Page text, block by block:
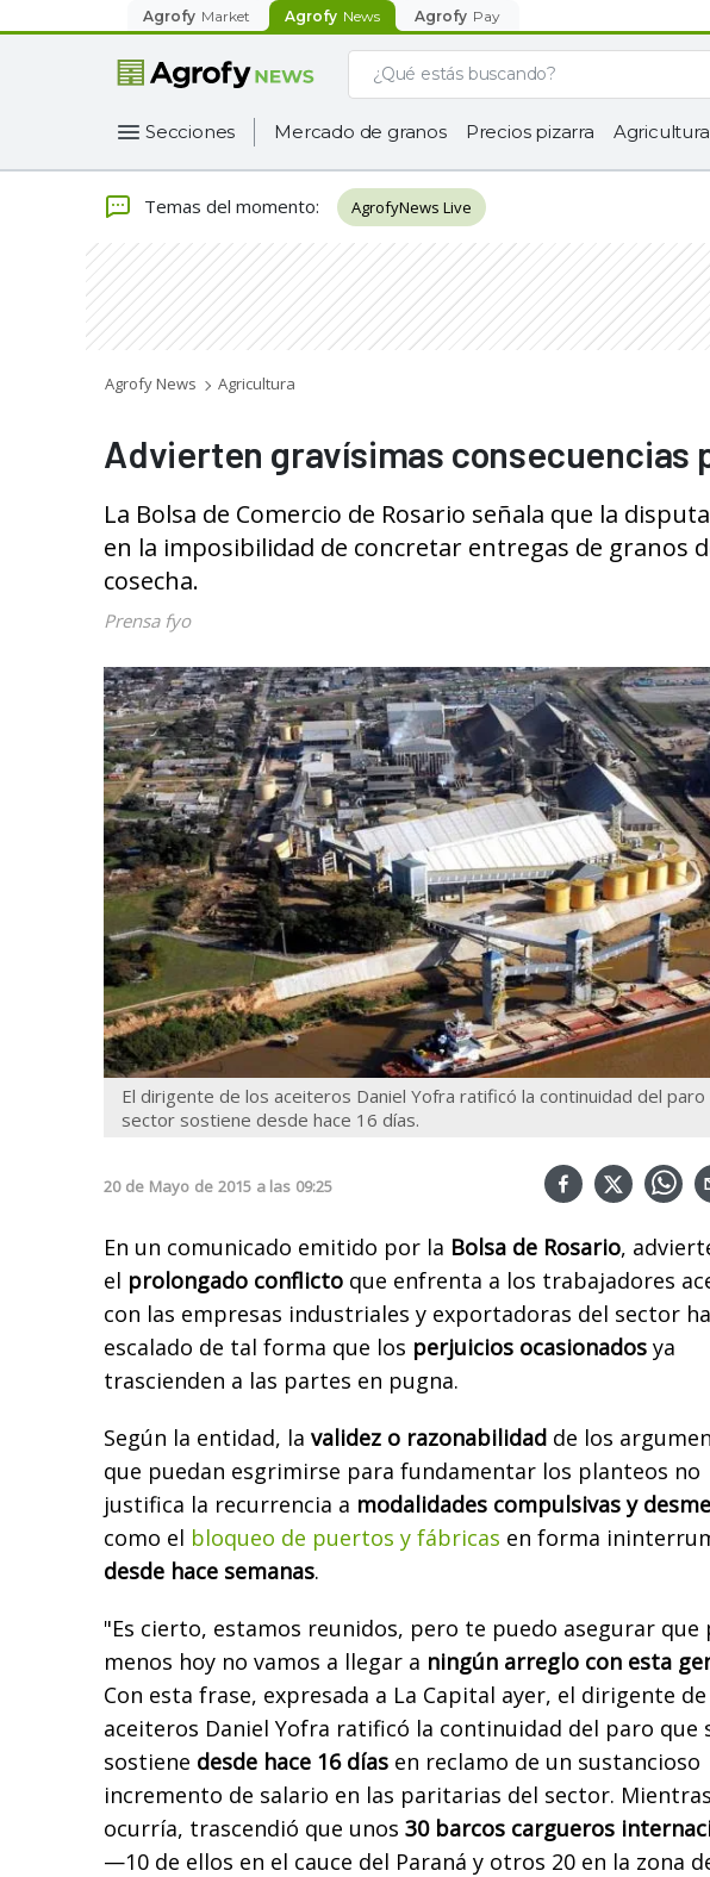
Agrofy Market Agrofy News Agrofy Pay
Secciones Mercado de granos Precios pizarra Agricultura
Temas del momento: AgrofyNews Live
Agrofy News Agricultura
Advierten gravísimas consecuencias
La Bolsa de Comercio de Rosario señala que la
en la imposibilidad de concretar entregas de granos
cosecha.
Prensa fyo
El dirigente de los aceiteros Daniel Yofra ratificó la continuidad del paro
sector sostiene desde hace 16 días.
20 de Mayo de 2015 a las 09:25
En un comunicado emitido por la Bolsa de Rosario,
el prolongado conflicto que enfrenta a los trabajadores
con las empresas industriales y exportadoras del sector ha
escalado de tal forma que los perjuicios ocasionados ya
trascienden a las partes en pugna.
Según la entidad, la validez o razonabilidad de los
que puedan esgrimirse para fundamentar los planteos no
justifica la recurrencia a modalidades compulsivas y
como el bloqueo de puertos y fábricas en forma
desde hace semanas.
"Es cierto, estamos reunidos, pero te puedo asegurar que
menos hoy no vamos a llegar a ningún arreglo con esta
Con esta frase, expresada a La Capital ayer, el dirigente
aceiteros Daniel Yofra ratificó la continuidad del paro que
sostiene desde hace 16 días en reclamo de un sustancioso
incremento de salario en las paritarias del sector.
ocurría, trascendió que unos 30 barcos cargueros
—10 de ellos en el cauce del Paraná y otros 20 en la zona